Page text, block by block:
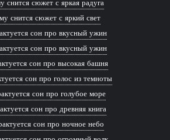
снится сюжет с яркая радуга
снится сюжет с яркий свет
сон про вкусный ужин
сон про вкусный ужин
сон про высокая башня
сон про голос из темноты
сон про голубое море
сон про древняя книга
сон про ночное небо